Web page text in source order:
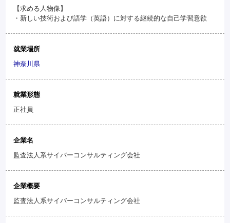
【求める人物像】
・新しい技術および語学（英語）に対する継続的な自己学習意欲
就業場所
神奈川県
就業形態
正社員
企業名
監査法人系サイバーコンサルティング会社
企業概要
監査法人系サイバーコンサルティング会社